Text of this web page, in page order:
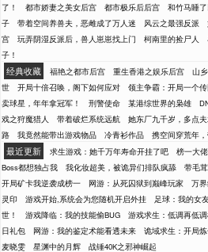
了！
都市娇妻之美女后宫 都市极乐后后宫 和竹马睡
子
带着空间养兽夫，恶雌成了万人迷 风云之最强反派
宫
玩弄阴湿反派后，兽人崽崽找上门 柯南里的捡尸人
子！
经典收藏 福艳之都市后宫 重生香港之娱乐后宫 山
世
开局十倍召唤，阁下如何应对 领主争霸：开局一个传
卖球星，年年拿冠军！
刑警使命 某港综世界的枭雄
戏之狩魔猎人
带着破烂系统远航 她东厂九千岁，多点
路
我竟然能带出游戏物品 冷青衫作品 携空间穿荒年
最近更新 求生游戏：她千万年寿命开挂了吧 榜一大
Boss都想独占我
我化妆超美，被诡异们排队疯舔 带毛
开局矿卡我逆袭成榜一
网游：从死囚狱到巅峰玩家 万
灵印
游戏开始,系统会为您随机开启外挂 足球：我的女
世！
游戏降临：我的技能偷BUG 游戏求生：低调再低
日礼包
网游：我的鉴定术能看透未来 诡域求生：开局
麦晓雯
星渊中的月辉 战锤40K之邪神崛起